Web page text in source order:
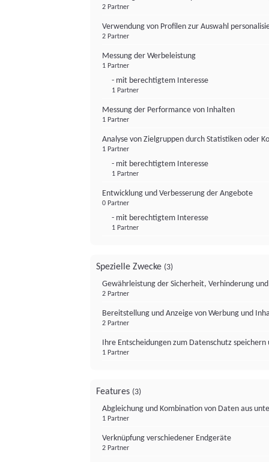
2 Partner
Verwendung von Profilen zur Auswahl
2 Partner
Messung der Werbeleistung
1 Partner
- mit berechtigtem Interesse
1 Partner
Messung der Performance von Inhalten
1 Partner
Analyse von Zielgruppen durch Statistiken oder
1 Partner
- mit berechtigtem Interesse
1 Partner
Entwicklung und Verbesserung der Angebote
0 Partner
- mit berechtigtem Interesse
1 Partner
Spezielle Zwecke (3)
Gewährleistung der Sicherheit, Verhinderung
2 Partner
Bereitstellung und Anzeige von Werbung und
2 Partner
Ihre Entscheidungen zum Datenschutz
1 Partner
Features (3)
Abgleichung und Kombination von Daten aus
1 Partner
Verknüpfung verschiedener Endgeräte
2 Partner